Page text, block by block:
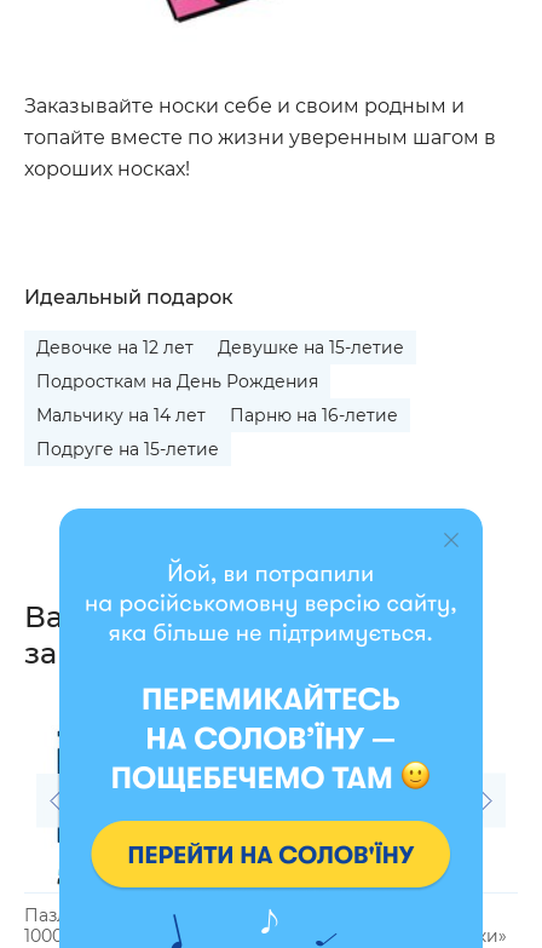
Заказывайте носки себе и своим родным и
топайте вместе по жизни уверенным шагом в
хороших носках!
Идеальный подарок
Девочке на 12 лет
Девушке на 15-летие
Подросткам на День Рождения
Мальчику на 14 лет
Парню на 16-летие
Подруге на 15-летие
Вас также могут
заинтересовать
Пазл «Истории в окнах»
1000 элементов
«Украинские вытынанки»